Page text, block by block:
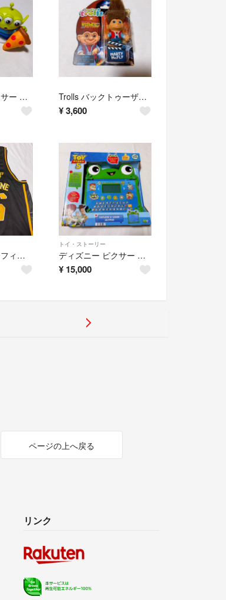
ディズニー ピクサー トイストーリー エイリアン フィギュア Trolls バックトゥーザフューチャー フィギュア
¥3,600
ディズニー グーフィー ザ ムービー パワーライン ユニホーム
トイ・ストーリー
ディズニー ピクサー トイストーリー 5 リリーパッド 英語勉強
¥ 15,000
ページの上へ戻る
リンク